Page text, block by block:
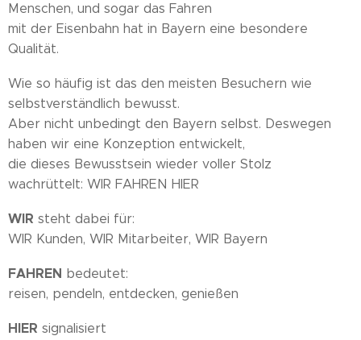
Menschen, und sogar das Fahren
mit der Eisenbahn hat in Bayern eine besondere
Qualität.
Wie so häufig ist das den meisten Besuchern wie
selbstverständlich bewusst.
Aber nicht unbedingt den Bayern selbst. Deswegen
haben wir eine Konzeption entwickelt,
die dieses Bewusstsein wieder voller Stolz
wachrüttelt: WIR FAHREN HIER
WIR steht dabei für:
WIR Kunden, WIR Mitarbeiter, WIR Bayern
FAHREN bedeutet:
reisen, pendeln, entdecken, genießen
HIER signalisiert